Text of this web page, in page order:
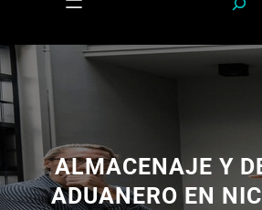
e
r
c
ALMACENAJE Y
ADUANERO EN